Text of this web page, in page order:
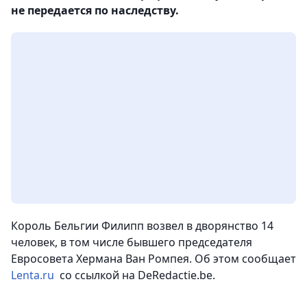
не передается по наследству.
Король Бельгии Филипп возвел в дворянство 14
человек, в том числе бывшего председателя
Евросовета Хермана Ван Ромпея. Об этом сообщает
Lenta.ru со ссылкой на DeRedactie.be.